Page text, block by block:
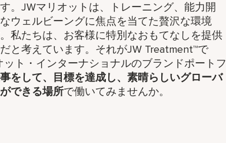
。JWマリオットは、トレーニング、能力開
ウェルビーングに焦点を当てた贅沢な環境
私たちは、お客様に特別なおもてなしを提供
と考えています。それがJW Treatment™で
ト・インターナショナルのブランドポートフ
をして、​目標を達成し、素晴らしいグローバ
できる場所で働いてみませんか。